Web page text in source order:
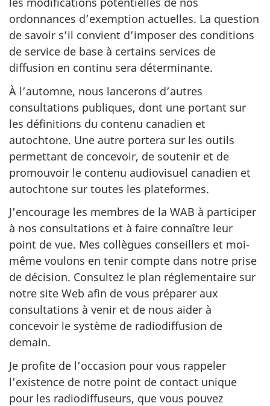
ordonnances d’exemption actuelles. La question
de savoir s’il convient d’imposer des conditions
de service de base à certains services de
diffusion en continu sera déterminante.
À l’automne, nous lancerons d’autres
consultations publiques, dont une portant sur
les définitions du contenu canadien et
autochtone. Une autre portera sur les outils
permettant de concevoir, de soutenir et de
promouvoir le contenu audiovisuel canadien et
autochtone sur toutes les plateformes.
J’encourage les membres de la WAB à participer
à nos consultations et à faire connaître leur
point de vue. Mes collègues conseillers et moi-
même voulons en tenir compte dans notre prise
de décision. Consultez le plan réglementaire sur
notre site Web afin de vous préparer aux
consultations à venir et de nous aider à
concevoir le système de radiodiffusion de
demain.
Je profite de l’occasion pour vous rappeler
l’existence de notre point de contact unique
pour les radiodiffuseurs, que vous pouvez